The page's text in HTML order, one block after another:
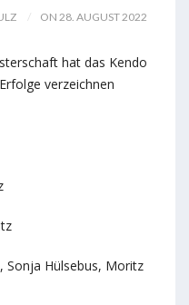
ON 28. AUGUST 2022
hat das Kendo
verzeichnen
Sonja Hülsebus, Moritz